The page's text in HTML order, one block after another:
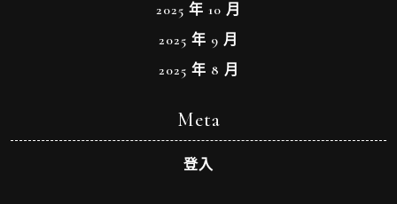
2025 年 10 月
2025 年 9 月
2025 年 8 月
Meta
登入